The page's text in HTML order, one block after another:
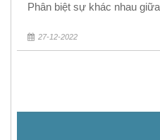
Phân biệt sự khác nhau
27-12-2022